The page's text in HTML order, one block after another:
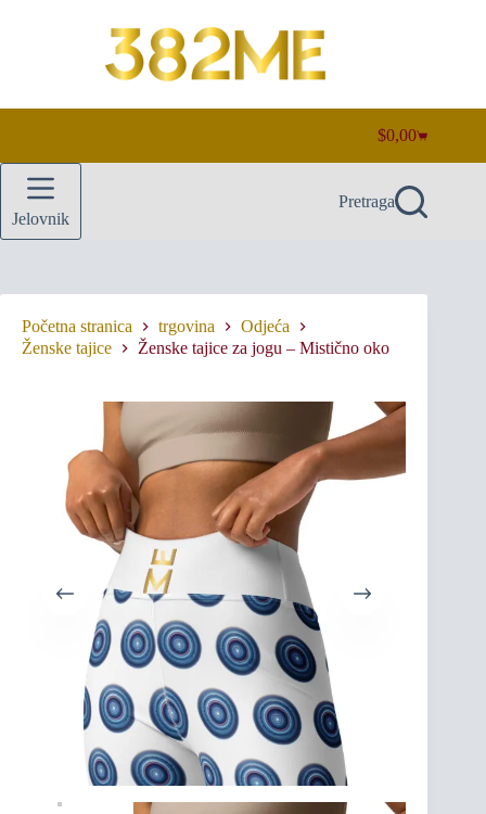
Košarica
$0,00
Jelovnik
Pretraga
Početna stranica trgovina
Odjeća
Ženske tajice
Ženske tajice za jogu – Mistično oko